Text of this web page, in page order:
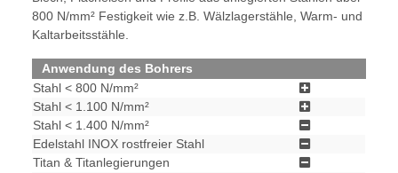
800 N/mm² Festigkeit wie z.B. Wälzlagerstähle, Warm- und
Kaltarbeitsstähle.
Anwendung des Bohrers
Stahl < 800 N/mm²
Stahl < 1.100 N/mm²
Stahl < 1.400 N/mm²
Edelstahl INOX rostfreier Stahl
Titan & Titanlegierungen